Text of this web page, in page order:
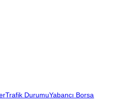
Trafik DurumuYabancı Borsa